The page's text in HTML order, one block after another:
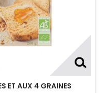
ET AUX 4 GRAINES